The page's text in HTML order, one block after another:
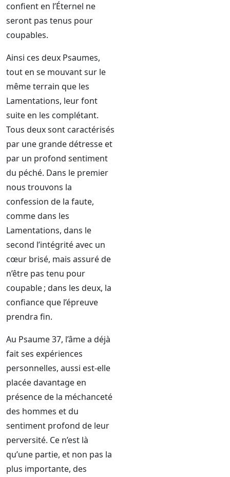
confient en l’Éternel ne
seront pas tenus pour
coupables.
Ainsi ces deux Psaumes,
tout en se mouvant sur le
même terrain que les
Lamentations, leur font
suite en les complétant.
Tous deux sont caractérisés
par une grande détresse et
par un profond sentiment
du péché. Dans le premier
nous trouvons la
confession de la faute,
comme dans les
Lamentations, dans le
second l’intégrité avec un
cœur brisé, mais assuré de
n’être pas tenu pour
coupable ; dans les deux, la
confiance que l’épreuve
prendra fin.
Au Psaume 37, l’âme a déjà
fait ses expériences
personnelles, aussi est-elle
placée davantage en
présence de la méchanceté
des hommes et du
sentiment profond de leur
perversité. Ce n’est là
qu’une partie, et non pas la
plus importante, des